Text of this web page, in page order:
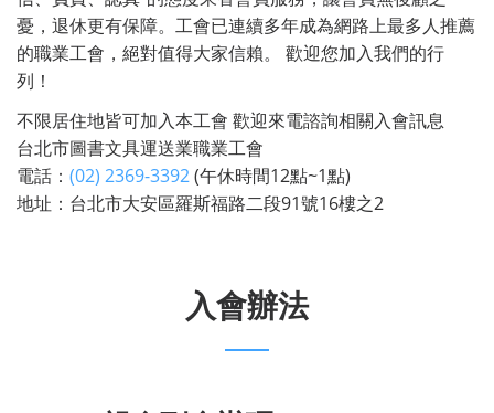
憂，退休更有保障。工會已連續多年成為網路上最多人推薦
的職業工會，絕對值得大家信賴。 歡迎您加入我們的行
列！
不限居住地皆可加入本工會 歡迎來電諮詢相關入會訊息
台北市圖書文具運送業職業工會
電話： (02) 2369-3392(午休時間12點~1點)
地址：台北市大安區羅斯福路二段91號16樓之2
入會辦法